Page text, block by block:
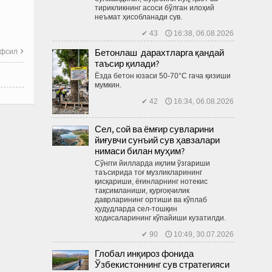

тирикликнинг асоси бўлган илоҳий
неъмат ҳисобланади сув.
✔ 43 🕔 16:38, 06.08.2026
Бетонлаш дарахтларга қандай
таъсир қилади?
Ёзда бетон юзаси 50-70°C гача қизиши
мумкин.
✔ 42 🕔 16:34, 06.08.2026
Сел, сой ва ёмғир сувларини
йиғувчи сунъий сув ҳавзалари
нимаси билан муҳим?
Сўнгги йилларда иқлим ўзгариши
таъсирида тоғ музликларининг
қисқариши, ёғинларнинг нотекис
тақсимланиши, қурғоқчилик
даврларининг ортиши ва кўплаб
ҳудудларда сел-тош­қин
ҳодисаларининг кўпайиши кузатилди.
✔ 90 🕔 10:49, 30.07.2026
Глобал инқироз фонида
Ўзбекистоннинг сув стратегияси